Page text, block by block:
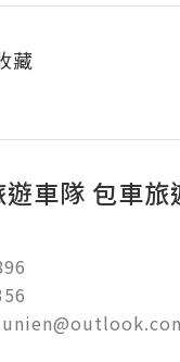
藏
車隊 包車旅